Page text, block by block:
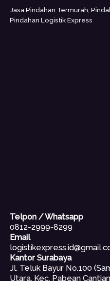
Jasa Pindahan Termurah,
Pindahan Logistik Express
Telpon / Whatsapp
0812-2999-8299
Email
Kantor Surabaya
Jl. Teluk Bayur No.100
Utara, Kec. Pabean